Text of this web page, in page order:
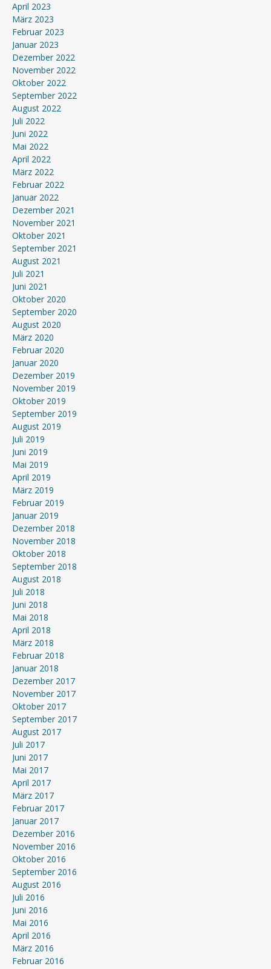
April 2023
März 2023
Februar 2023
Januar 2023
Dezember 2022
November 2022
Oktober 2022
September 2022
August 2022
Juli 2022
Juni 2022
Mai 2022
April 2022
März 2022
Februar 2022
Januar 2022
Dezember 2021
November 2021
Oktober 2021
September 2021
August 2021
Juli 2021
Juni 2021
Oktober 2020
September 2020
August 2020
März 2020
Februar 2020
Januar 2020
Dezember 2019
November 2019
Oktober 2019
September 2019
August 2019
Juli 2019
Juni 2019
Mai 2019
April 2019
März 2019
Februar 2019
Januar 2019
Dezember 2018
November 2018
Oktober 2018
September 2018
August 2018
Juli 2018
Juni 2018
Mai 2018
April 2018
März 2018
Februar 2018
Januar 2018
Dezember 2017
November 2017
Oktober 2017
September 2017
August 2017
Juli 2017
Juni 2017
Mai 2017
April 2017
März 2017
Februar 2017
Januar 2017
Dezember 2016
November 2016
Oktober 2016
September 2016
August 2016
Juli 2016
Juni 2016
Mai 2016
April 2016
März 2016
Februar 2016